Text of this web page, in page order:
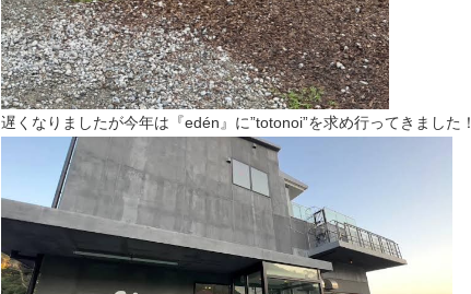
遅くなりましたが今年は『edén』に”totonoi”を求め行ってきました！